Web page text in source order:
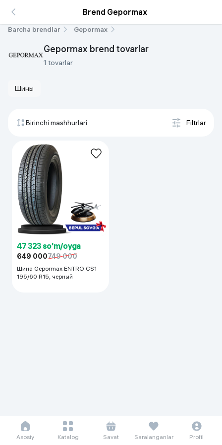
Brend Gepormax
Barcha brendlar Gepormax
Gepormax brend tovarlar
1 tovarlar
Шины
Birinchi mashhurlari Filtrlar
47 323 so'm/oyga
649 000749 000
Шина Gepormax ENTRO CS1
195/60 R15, черный
Asosiy Katalog Savat Saralanganlar Profil